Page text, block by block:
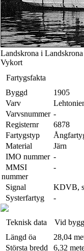
Landskrona i Landskrona
Vykort
Fartygsfakta
Byggd
1905
Varv
Varvsnummer -
Registernr
6878
Fartygstyp
Material
Järn
IMO nummer -
MMSI
nummer
-
Signal
KDVB,
Systerfartyg
-
Teknisk data Vid
Längd öa
28,04
Största bredd
6,32